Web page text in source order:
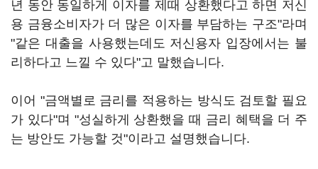
년 동안 동일하게 이자를 제때 상환했다고 하면 저신
용 금융소비자가 더 많은 이자를 부담하는 구조"라며
"같은 대출을 사용했는데도 저신용자 입장에서는 불
리하다고 느낄 수 있다"고 말했습니다.
이어 "금액별로 금리를 적용하는 방식도 검토할 필요
가 있다"며 "성실하게 상환했을 때 금리 혜택을 더 주
는 방안도 가능할 것"이라고 설명했습니다.